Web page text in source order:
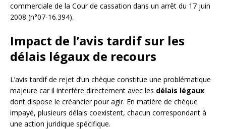
commerciale de la Cour de cassation dans un arrêt du 17 juin
2008 (n°07-16.394).
Impact de l’avis tardif sur les
délais légaux de recours
L’avis tardif de rejet d’un chèque constitue une problématique
majeure car il interfère directement avec les délais légaux
dont dispose le créancier pour agir. En matière de chèque
impayé, plusieurs délais coexistent, chacun correspondant à
une action juridique spécifique.